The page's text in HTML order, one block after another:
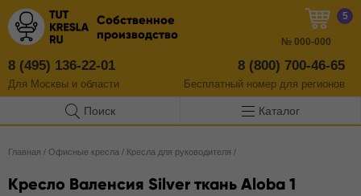
Собственное
производство
8 (495) 136-22-01
Для Москвы и области
8 (800) 700-46-65
Бесплатный номер для регионов
5
№ 000-000
Поиск Каталог
Главная / Офисные кресла / Кресла для руководителя /
Кресло Валенсия Silver ткань Aloba 1